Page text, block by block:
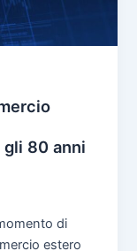
80 anni
di
estero